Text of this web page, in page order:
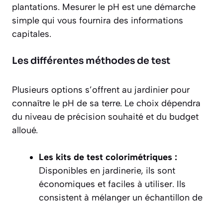
plantations. Mesurer le pH est une démarche
simple qui vous fournira des informations
capitales.
Les différentes méthodes de test
Plusieurs options s’offrent au jardinier pour
connaître le pH de sa terre. Le choix dépendra
du niveau de précision souhaité et du budget
alloué.
Les kits de test colorimétriques :
Disponibles en jardinerie, ils sont
économiques et faciles à utiliser. Ils
consistent à mélanger un échantillon de